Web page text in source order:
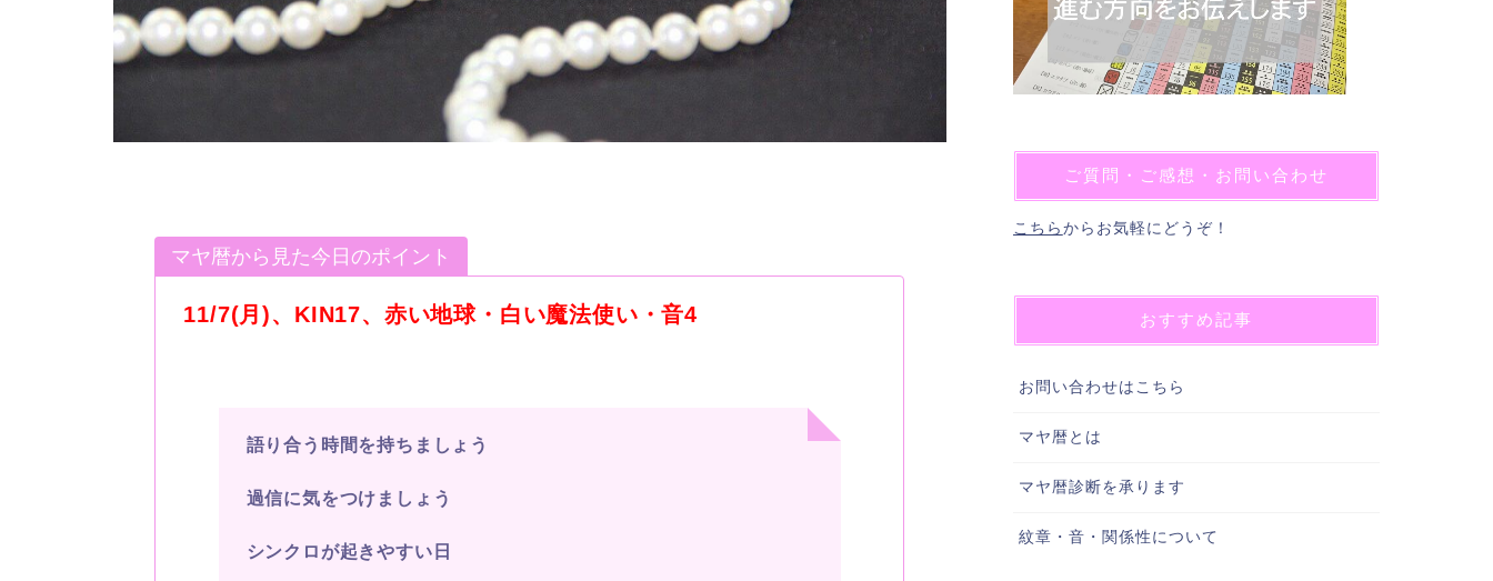
マヤ暦から見た今日のポイント
11/7(月)、 KIN17、赤い地球・白い魔法使い・音4
語り合う時間を持ちましょう
過信に気をつけましょう
シンクロが起きやすい日
ご質問・ご感想・お問い合わせ
こちら からお気軽にどうぞ！
おすすめ記事
お問い合わせはこちら
マヤ暦とは
マヤ暦診断を承ります
紋章・音・関係性について